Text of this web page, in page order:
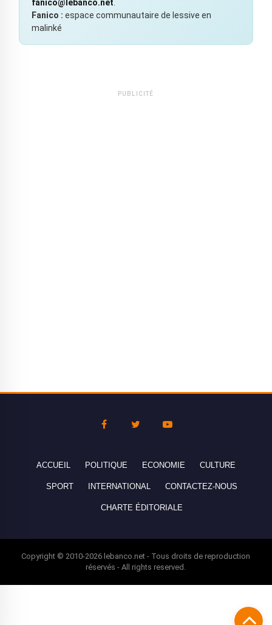
fanico@lebanco.net
Fanico : espace communautaire de lessive en
malinké
PUBLICITÉ
ACCUEIL POLITIQUE ECONOMIE CULTURE
SPORT INTERNATIONAL CONTACTEZ-NOUS
CHARTE ÉDITORIALE
Copyright © 2010-2026 lebanco.net - Tous droits de reproduction
réservés - All rights reserved.